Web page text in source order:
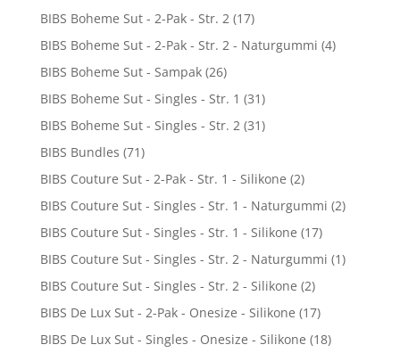
BIBS Boheme Sut - 2-Pak - Str. 2 (17)
BIBS Boheme Sut - 2-Pak - Str. 2 - Naturgummi (4)
BIBS Boheme Sut - Sampak (26)
BIBS Boheme Sut - Singles - Str. 1 (31)
BIBS Boheme Sut - Singles - Str. 2 (31)
BIBS Bundles (71)
BIBS Couture Sut - 2-Pak - Str. 1 - Silikone (2)
BIBS Couture Sut - Singles - Str. 1 - Naturgummi (2)
BIBS Couture Sut - Singles - Str. 1 - Silikone (17)
BIBS Couture Sut - Singles - Str. 2 - Naturgummi (1)
BIBS Couture Sut - Singles - Str. 2 - Silikone (2)
BIBS De Lux Sut - 2-Pak - Onesize - Silikone (17)
BIBS De Lux Sut - Singles - Onesize - Silikone (18)